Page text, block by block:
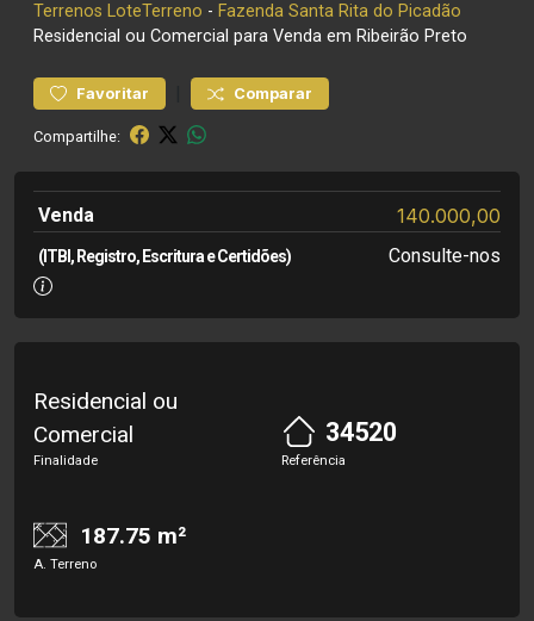
Terrenos LoteTerreno - Fazenda Santa Rita do Picadão
Residencial ou Comercial para Venda em Ribeirão Preto
Favoritar Comparar
Compartilhe:
Venda 140.000,00
(ITBI, Registro, Escritura e Certidões) Consulte-nos
Residencial ou
Comercial
Finalidade
34520
Referência
187.75 m²
A. Terreno